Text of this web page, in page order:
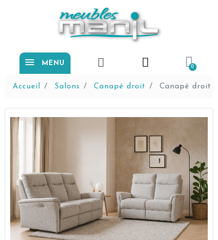
MENU
Accueil Salons Canapé droit Canapé droit